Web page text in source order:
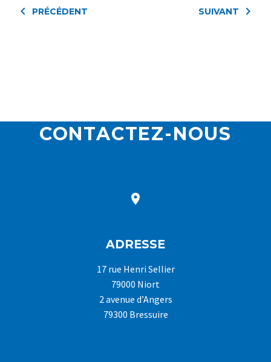
PRÉCÉDENT SUIVANT
CONTACTEZ-NOUS


ADRESSE
17 rue Henri Sellier
79000 Niort
2 avenue d’Angers
79300 Bressuire